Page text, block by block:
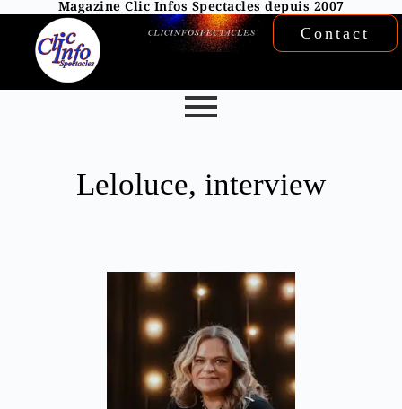
Magazine Clic Infos Spectacles depuis 2007
Contact
Leloluce, interview